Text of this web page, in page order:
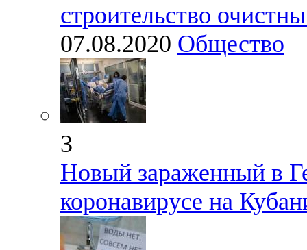
строительство
07.08.2020 Общество
3
Новый зараженный в
коронавирусе на